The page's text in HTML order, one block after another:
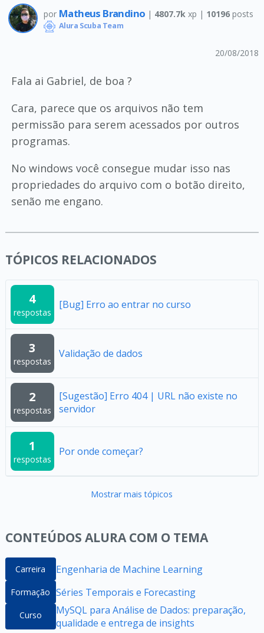
por Matheus Brandino | 4807.7k xp | 10196posts
Alura Scuba Team
20/08/2018
Fala ai Gabriel, de boa ?
Cara, parece que os arquivos não tem
permissão para serem acessados por outros
programas.
No windows você consegue mudar isso nas
propriedades do arquivo com o botão direito,
senão me engano.
TÓPICOS RELACIONADOS
4
respostas
[Bug] Erro ao entrar no curso
3
respostas
Validação de dados
2
respostas
[Sugestão] Erro 404 | URL não existe no
servidor
1
respostas
Por onde começar?
Mostrar mais tópicos
CONTEÚDOS ALURA COM O TEMA
Carreira Engenharia de Machine Learning
Formação Séries Temporais e Forecasting
Curso
MySQL para Análise de Dados: preparação,
qualidade e entrega de insights